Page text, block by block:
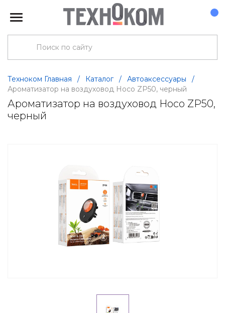
Техноком Главная / Каталог / Автоаксессуары
/
Ароматизатор на воздуховод Hoco ZP50, черный
Ароматизатор на воздуховод Hoco ZP50,
черный